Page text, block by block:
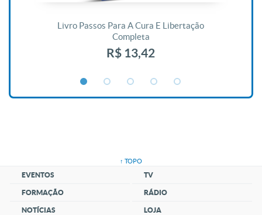
Livro Passos Para A Cura E Libertação
Completa
R$ 13,42
↑ TOPO
EVENTOS
FORMAÇÃO
NOTÍCIAS
TV
RÁDIO
LOJA